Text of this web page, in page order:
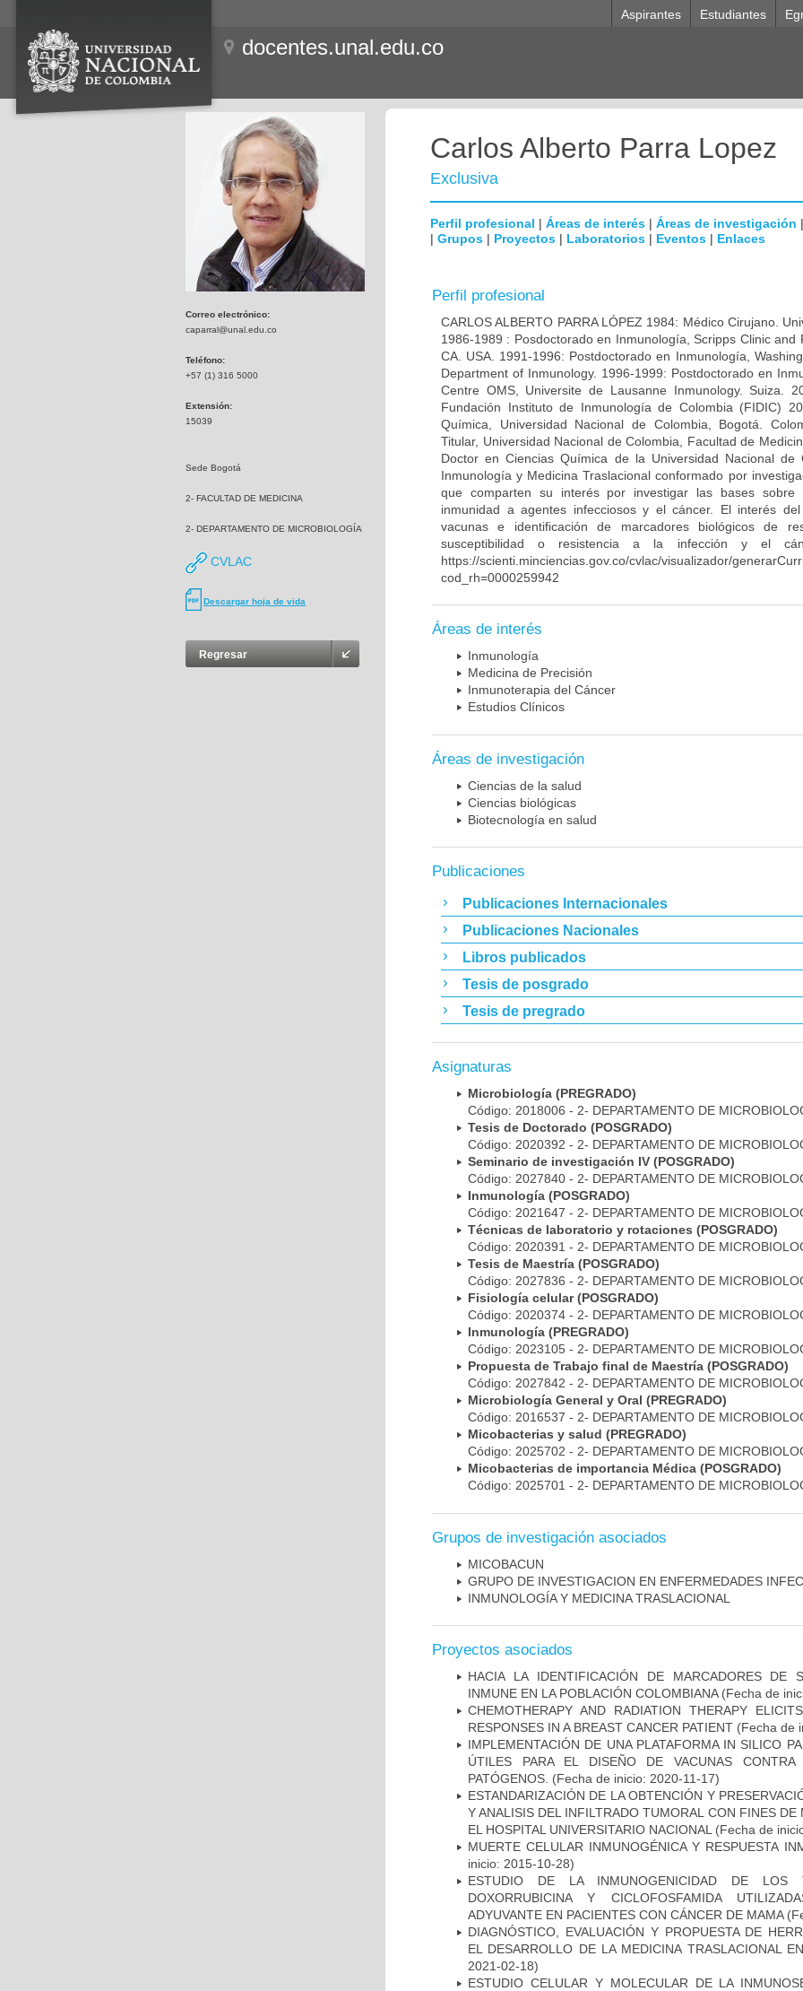
Aspirantes Estudiantes
docentes.unal.edu.co
Correo electrónico:
caparral@unal.edu.co
Teléfono:
+57 (1) 316 5000
Extensión:
15039
Sede Bogotá
2- FACULTAD DE MEDICINA
2- DEPARTAMENTO DE MICROBIOLOGÍA
CVLAC
Descargar hoja de vida
Regresar
Carlos Alberto Parra Lopez
Exclusiva
Perfil profesional | Áreas de interés | Áreas de investigación |
| Grupos | Proyectos | Laboratorios | Eventos | Enlaces
Perfil profesional
CARLOS ALBERTO PARRA LÓPEZ 1984: Médico Cirujano.
1986-1989 : Posdoctorado en Inmunología, Scripps Clinic and
CA. USA. 1991-1996: Postdoctorado en Inmunología,
Department of Inmunology. 1996-1999: Postdoctorado en
Centre OMS, Universite de Lausanne Inmunology. Suiza.
Fundación Instituto de Inmunología de Colombia (FIDIC)
Química, Universidad Nacional de Colombia, Bogotá.
Titular, Universidad Nacional de Colombia, Facultad de
Doctor en Ciencias Química de la Universidad Nacional
Inmunología y Medicina Traslacional conformado por
que comparten su interés por investigar las bases sobre
inmunidad a agentes infecciosos y el cáncer. El interés
vacunas e identificación de marcadores biológicos de
susceptibilidad o resistencia a la infección y el
https://scienti.minciencias.gov.co/cvlac/visualizador/
cod_rh=0000259942
Áreas de interés
Inmunología
Medicina de Precisión
Inmunoterapia del Cáncer
Estudios Clínicos
Áreas de investigación
Ciencias de la salud
Ciencias biológicas
Biotecnología en salud
Publicaciones
Publicaciones Internacionales
Publicaciones Nacionales
Libros publicados
Tesis de posgrado
Tesis de pregrado
Asignaturas
Microbiología (PREGRADO)
Código: 2018006 - 2- DEPARTAMENTO DE
Tesis de Doctorado (POSGRADO)
Código: 2020392 - 2- DEPARTAMENTO DE
Seminario de investigación IV (POSGRADO)
Código: 2027840 - 2- DEPARTAMENTO DE
Inmunología (POSGRADO)
Código: 2021647 - 2- DEPARTAMENTO DE
Técnicas de laboratorio y rotaciones (POSGRADO)
Código: 2020391 - 2- DEPARTAMENTO DE
Tesis de Maestría (POSGRADO)
Código: 2027836 - 2- DEPARTAMENTO DE
Fisiología celular (POSGRADO)
Código: 2020374 - 2- DEPARTAMENTO DE
Inmunología (PREGRADO)
Código: 2023105 - 2- DEPARTAMENTO DE
Propuesta de Trabajo final de Maestría (POSGRADO)
Código: 2027842 - 2- DEPARTAMENTO DE
Microbiología General y Oral (PREGRADO)
Código: 2016537 - 2- DEPARTAMENTO DE
Micobacterias y salud (PREGRADO)
Código: 2025702 - 2- DEPARTAMENTO DE
Micobacterias de importancia Médica (POSGRADO)
Código: 2025701 - 2- DEPARTAMENTO DE
Grupos de investigación asociados
MICOBAC­UN
GRUPO DE INVESTIGACION EN ENFERMEDADES
INMUNOLOGÍA Y MEDICINA TRASLACIONAL
Proyectos asociados
HACIA LA IDENTIFICACIÓN DE MARCADORES DE
INMUNE EN LA POBLACIÓN COLOMBIANA(Fecha de
CHEMOTHERAPY AND RADIATION THERAPY
RESPONSES IN A BREAST CANCER PATIENT (Fecha de
IMPLEMENTACIÓN DE UNA PLATAFORMA IN SILICO
ÚTILES PARA EL DISEÑO DE VACUNAS
PATÓGENOS. (Fecha de inicio: 2020-11-17)
ESTANDARIZACIÓN DE LA OBTENCIÓN Y
Y ANALISIS DEL INFILTRADO TUMORAL CON FINES DE
EL HOSPITAL UNIVERSITARIO NACIONAL (Fecha de
MUERTE CELULAR INMUNOGÉNICA Y RESPUESTA
inicio: 2015-10-28)
ESTUDIO DE LA INMUNOGENICIDAD DE LOS
DOXORRUBICINA Y CICLOFOSFAMIDA
ADYUVANTE EN PACIENTES CON CÁNCER DE MAMA
DIAGNÓSTICO, EVALUACIÓN Y PROPUESTA DE
EL DESARROLLO DE LA MEDICINA TRASLACIONAL
2021-02-18)
ESTUDIO CELULAR Y MOLECULAR DE LA